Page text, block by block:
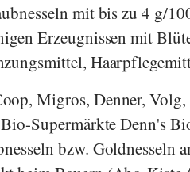
mit bis zu 4 g/
Erzeugnissen mit
,Migros, Denner,Volg,
SupermärkteDenn's
bzw. Goldnesseln